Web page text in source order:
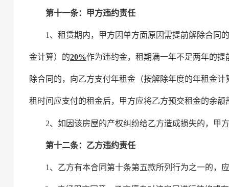
第十一条：甲方违约责任
1 、 租赁期内，甲方因单方面原因需提前解除合同
金计算） 的20%作为违约金，租期满一年不足两年的
除合同的，向乙方支付年租金 （按解除年度的年租金计
租时间应支付的租金后，甲方应将乙方预交租金的余额
2、如因该房屋的产权纠纷给乙方造成损失的，甲
第十二条：乙方违约责任
1、乙方有本合同第十条第五款所列行为之一的，